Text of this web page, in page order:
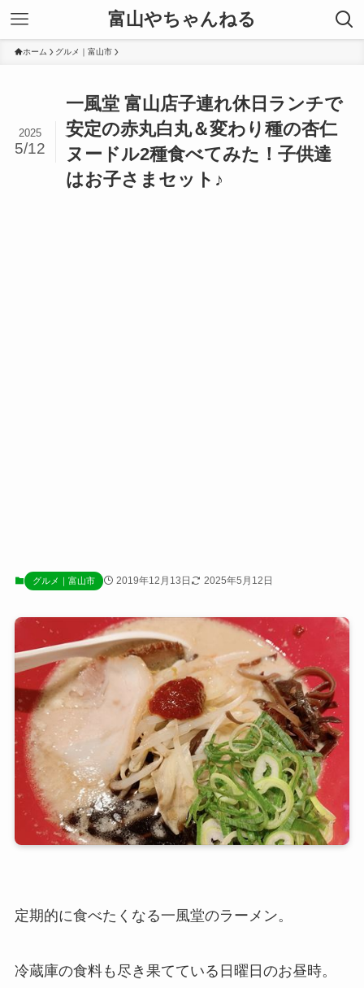
富山やちゃんねる
ホーム グルメ｜富山市
一風堂 富山店子連れ休日ランチで
安定の赤丸白丸＆変わり種の杏仁
ヌードル2種食べてみた！子供達
はお子さまセット♪
2025
5/12
グルメ｜富山市 2019年12月13日 2025年5月12日
定期的に食べたくなる一風堂のラーメン。
冷蔵庫の食料も尽き果てている日曜日のお昼時。